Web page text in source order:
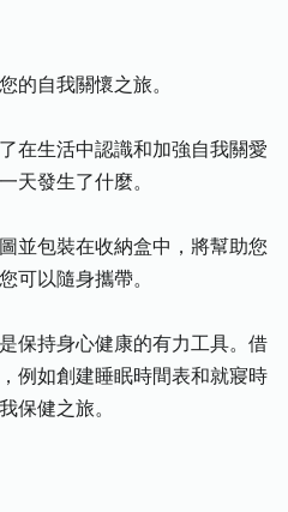
的自我關懷之旅。
在生活中認識和加強自我關愛
天發生了什麼。
並包裝在收納盒中，將幫助您
可以隨身攜帶。
保持身心健康的有力工具。借
例如創建睡眠時間表和就寢時
保健之旅。